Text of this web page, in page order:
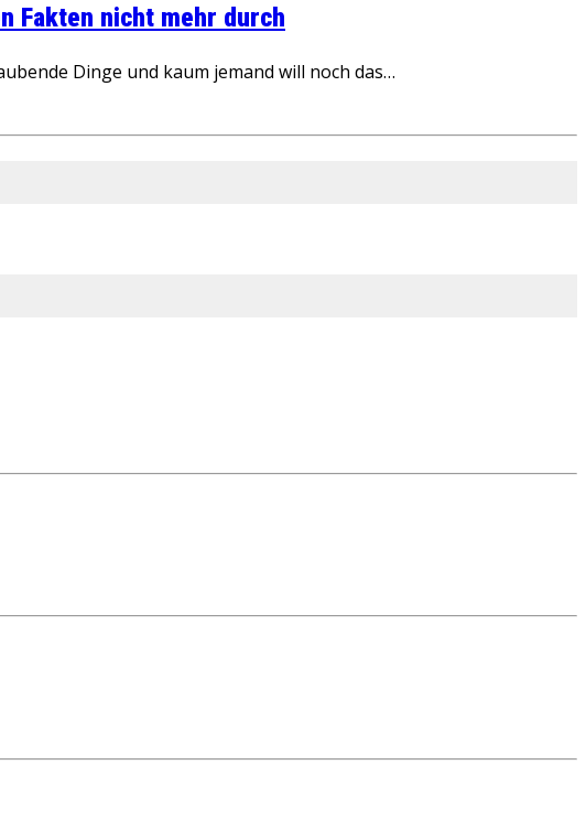
Fakten nicht mehr durch
Dinge und kaum jemand will noch das…